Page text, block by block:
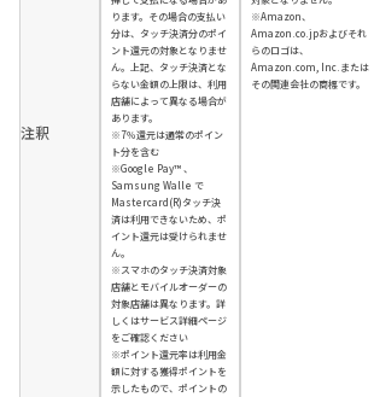
注釈
ります。その場合の支払い
分は、タッチ決済分のポイ
ント還元の対象となりませ
ん。上記、タッチ決済とな
らない金額の上限は、利用
店舗によって異なる場合が
あります。
※7％還元は通常のポイン
ト分を含む
※Google Pay™ 、
Samsung Walle で
Mastercard(R)タッチ決
済は利用できないため、ポ
イント還元は受けられませ
ん。
※スマホのタッチ決済対象
店舗とモバイルオーダーの
対象店舗は異なります。詳
しくはサービス詳細ページ
をご確認ください
※ポイント還元率は利用金
額に対する獲得ポイントを
示したもので、ポイントの
※Amazon、
Amazon.co.jpおよびそれ
らのロゴは、
Amazon.com, Inc.または
その関連会社の商標です。